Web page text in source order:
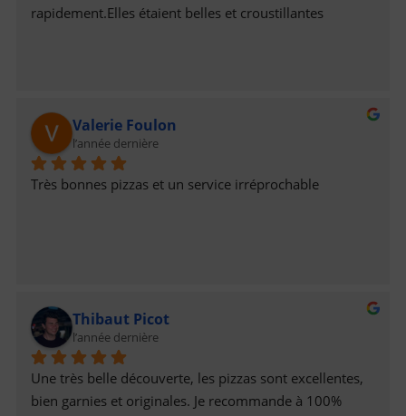
rapidement.Elles étaient belles et croustillantes
Valerie Foulon
l’année dernière
Très bonnes pizzas et un service irréprochable
Thibaut Picot
l’année dernière
Une très belle découverte, les pizzas sont excellentes,
bien garnies et originales. Je recommande à 100%